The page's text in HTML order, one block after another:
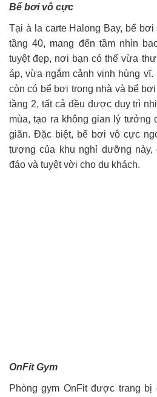
Bể bơi vô cực
Tại à la carte Halong Bay, bể
tầng 40, mang đến tầm nhìn
tuyệt đẹp, nơi bạn có thể vừa
áp, vừa ngắm cảnh vịnh hùng vĩ.
còn có bể bơi trong nhà và bể
tầng 2, tất cả đều được duy trì
mùa, tạo ra không gian lý tưởng
giãn. Đặc biệt, bể bơi vô cực
tượng của khu nghỉ dưỡng này,
đáo và tuyệt vời cho du khách.
OnFit Gym
Phòng gym OnFit được trang